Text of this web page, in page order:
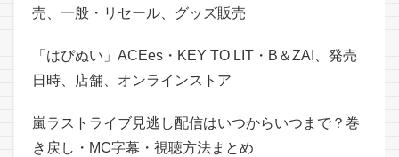
売、一般・リセール、グッズ販売
「はぴぬい」ACEes・KEY TO LIT・B＆ZAI、発売
日時、店舗、オンラインストア
嵐ラストライブ見逃し配信はいつからいつまで？巻
き戻し・MC字幕・視聴方法まとめ